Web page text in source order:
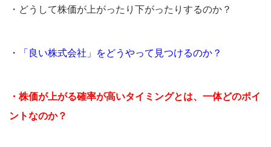
・どうして株価が上がったり下がったりするのか？
・「良い株式会社」をどうやって見つけるのか？
・株価が上がる確率が高いタイミングとは、一体どのポイ
ントなのか？